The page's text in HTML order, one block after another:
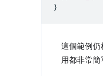
}
這個範例仍
用都非常簡